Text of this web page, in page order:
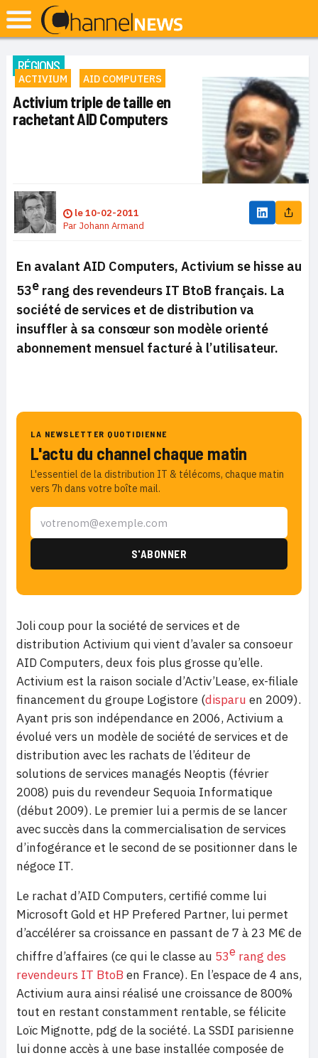
RÉGIONS
ACTIVIUM AID COMPUTERS
Activium triple de taille en
rachetant AID Computers
le10-02-2011
Par Johann Armand
En avalant AID Computers, Activium se hisse au
53e rang des revendeurs IT BtoB français. La
société de services et de distribution va
insuffler à sa consœur son modèle orienté
abonnement mensuel facturé à l’utilisateur.
LA NEWSLETTER QUOTIDIENNE
L'actu du channel chaque matin
L'essentiel de la distribution IT & télécoms, chaque matin
vers 7h dans votre boîte mail.
Joli coup pour la société de services et de
distribution Activium qui vient d’avaler sa consoeur
AID Computers, deux fois plus grosse qu’elle.
Activium est la raison sociale d’Activ’Lease, ex-filiale
financement du groupe Logistore (disparu en 2009).
Ayant pris son indépendance en 2006, Activium a
évolué vers un modèle de société de services et de
distribution avec les rachats de l’éditeur de
solutions de services managés Neoptis (février
2008) puis du revendeur Sequoia Informatique
(début 2009). Le premier lui a permis de se lancer
avec succès dans la commercialisation de services
d’infogérance et le second de se positionner dans le
négoce IT.
Le rachat d’AID Computers, certifié comme lui
Microsoft Gold et HP Prefered Partner, lui permet
d’accélérer sa croissance en passant de 7 à 23 M€ de
chiffre d’affaires (ce qui le classe au 53e rang des
revendeurs IT BtoB en France). En l’espace de 4 ans,
Activium aura ainsi réalisé une croissance de 800%
tout en restant constamment rentable, se félicite
Loïc Mignotte, pdg de la société. La SSDI parisienne
lui donne accès à une base installée composée de